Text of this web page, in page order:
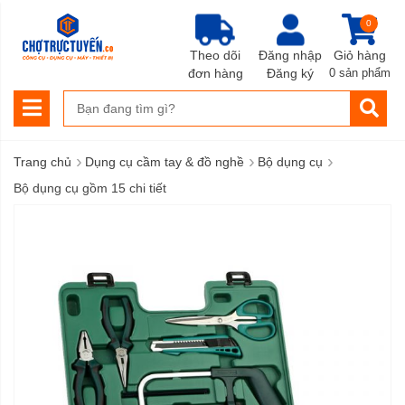
Đăng nhập
Đăng ký
Giỏ hàng
0
0 sản phẩm
Theo dõi
đơn hàng
Trang chủ › Dụng cụ cầm tay & đồ nghề › Bộ dụng cụ ›
Bộ dụng cụ gồm 15 chi tiết